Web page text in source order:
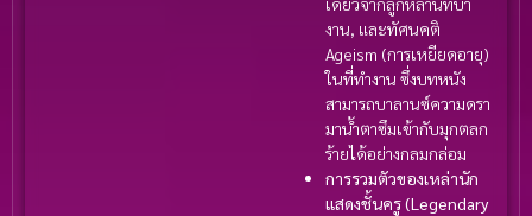
งาน, และทัศนคติ
Ageism (การเหยียดอายุ)
ในที่ทำงาน ซึ่งบทหนัง
สามารถบาลานซ์ความดรา
มาน้ำตาซึมเข้ากับมุกตลก
ร้ายได้อย่างกลมกล่อม
การรวมตัวของเหล่านัก
แสดงชั้นครู (Legendary